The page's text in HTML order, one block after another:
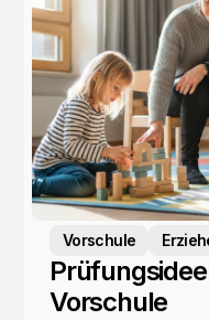
Vorschule
Vorschule